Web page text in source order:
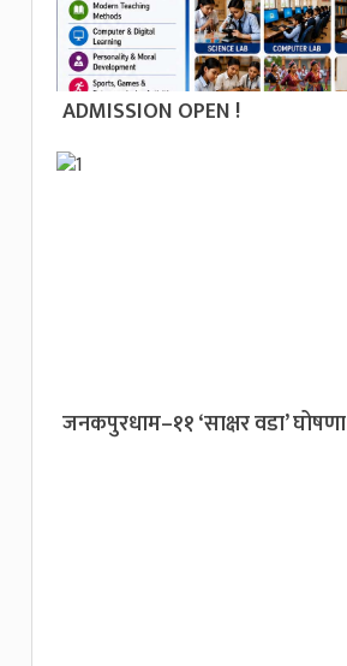
ADMISSION OPEN !
जनकपुरधाम–११ ‘साक्षर वडा’ घोषणा